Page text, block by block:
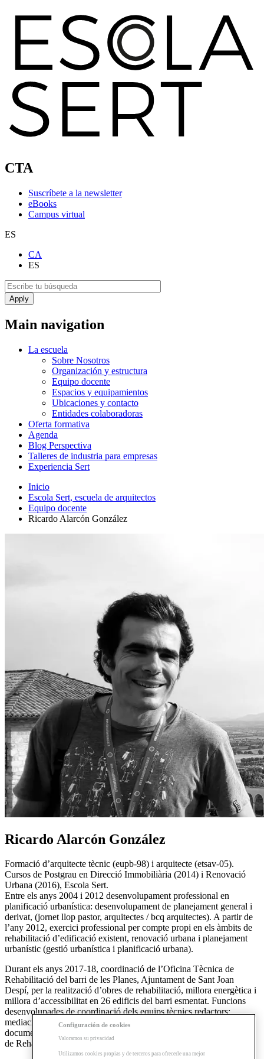
CTA
Suscríbete a la newsletter
eBooks
Campus virtual
ES
CA
ES
Main navigation
La escuela
Sobre Nosotros
Organización y estructura
Equipo docente
Espacios y equipamientos
Ubicaciones y contacto
Entidades colaboradoras
Oferta formativa
Agenda
Blog Perspectiva
Talleres de industria para empresas
Experiencia Sert
Inicio
Escola Sert, escuela de arquitectos
Equipo docente
Ricardo Alarcón González
Ricardo Alarcón González
Formació d’arquitecte tècnic (eupb-98) i arquitecte (etsav-05).
Cursos de Postgrau en Direcció Immobiliària (2014) i Renovació
Urbana (2016), Escola Sert.
Entre els anys 2004 i 2012 desenvolupament professional en
planificació urbanística: desenvolupament de planejament general i
derivat, (jornet llop pastor, arquitectes / bcq arquitectes). A partir de
l’any 2012, exercici professional per compte propi en els àmbits de
rehabilitació d’edificació existent, renovació urbana i planejament
urbanístic (gestió urbanística i planificació urbana).
Durant els anys 2017-18, coordinació de l’Oficina Tècnica de
Rehabilitació del barri de les Planes, Ajuntament de Sant Joan
Despí, per la realització d’obres de rehabilitació, millora energètica i
millora d’accessibilitat en 26 edificis del barri esmentat. Funcions
desenvolupades de coordinació dels equips tècnics redactors;
mediació i acompanyament a les Comunitats de Propietaris; i gestió
documental tècnica i justificativa de les subvencions del Programa
de Rehabilitació.
Configuración de cookies
Valoramos su privacidad
Utilizamos cookies propias y de terceros para ofrecerle una mejor